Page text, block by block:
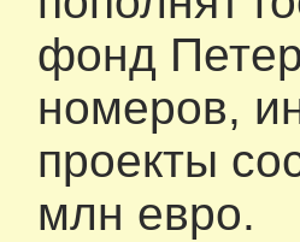
фонд
номеров,
проекты
млн евро.